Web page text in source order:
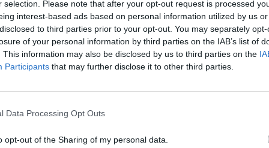
selection. Please note that after your opt-out request is processed
interest-based ads based on personal information utilized by us
to third parties prior to your opt-out. You may separately
of your personal information by third parties on the IAB’s list of
This information may also be disclosed by us to third parties on the
Participants that may further disclose it to other third parties.
Data Processing Opt Outs
opt-out of the Sharing of my personal data.
mielettömään näytökseen, kun Suomi ja
ottelun TV:stä.
kun Ruotsi kaatui jatkoajan jälkeen lukemin 4-3.
alkusarjan viimeisessä ottelussa, kun vastassa on
kummankin osalta finaalipaikan, mutta tasapelin
Sen sijaan USA on jo varmasti finaalissa, joten